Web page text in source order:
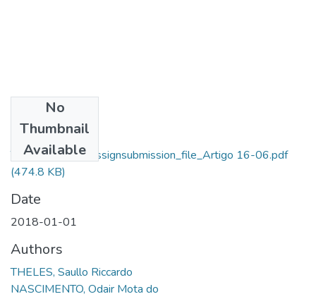
No
Thumbnail
Available
Saullo Riccardo
Theles_14898_assignsubmission_file_Artigo 16-06.pdf
(474.8 KB)
Date
2018-01-01
Authors
THELES, Saullo Riccardo
NASCIMENTO, Odair Mota do